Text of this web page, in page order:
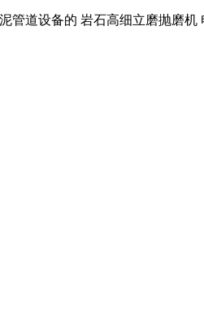
管道设备的 岩石高细立磨抛磨